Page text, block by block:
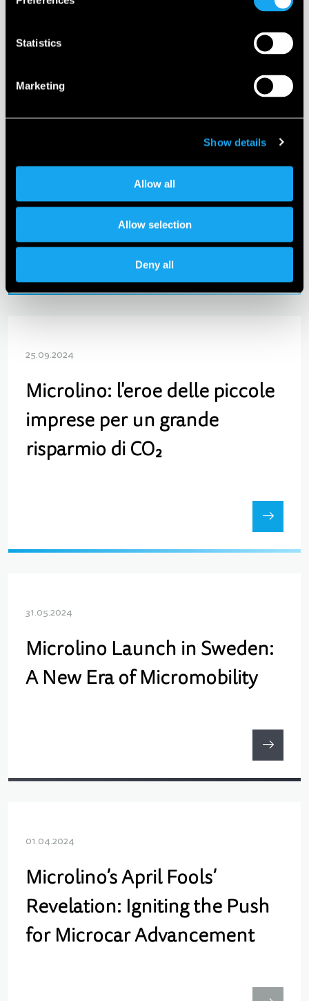
Statistics
Marketing
Show details
Allow all
Allow selection
Deny all
anteprima mondiale: la
cabriolet elettrica retrò per le
località estive europee
25.09.2024
Microlino: l'eroe delle piccole
imprese per un grande
risparmio di CO₂
31.05.2024
Microlino Launch in Sweden:
A New Era of Micromobility
01.04.2024
Microlino’s April Fools’
Revelation: Igniting the Push
for Microcar Advancement